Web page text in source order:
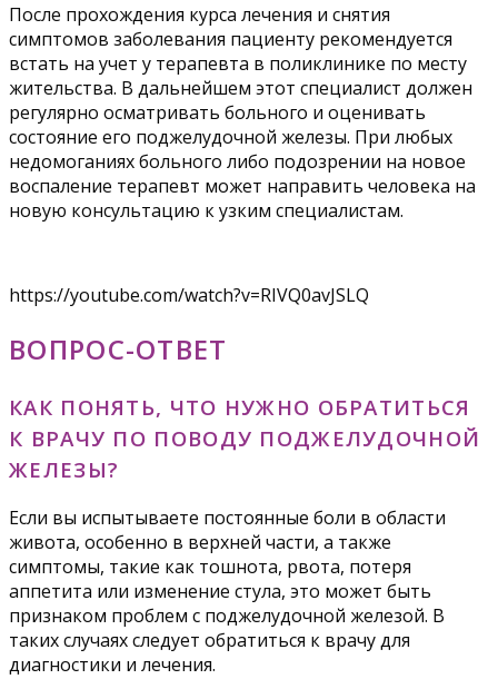
После прохождения курса лечения и снятия
симптомов заболевания пациенту рекомендуется
встать на учет у терапевта в поликлинике по месту
жительства. В дальнейшем этот специалист должен
регулярно осматривать больного и оценивать
состояние его поджелудочной железы. При любых
недомоганиях больного либо подозрении на новое
воспаление терапевт может направить человека на
новую консультацию к узким специалистам.
https://youtube.com/watch?v=RIVQ0avJSLQ
ВОПРОС-ОТВЕТ
КАК ПОНЯТЬ, ЧТО НУЖНО ОБРАТИТЬСЯ
К ВРАЧУ ПО ПОВОДУ ПОДЖЕЛУДОЧНОЙ
ЖЕЛЕЗЫ?
Если вы испытываете постоянные боли в области
живота, особенно в верхней части, а также
симптомы, такие как тошнота, рвота, потеря
аппетита или изменение стула, это может быть
признаком проблем с поджелудочной железой. В
таких случаях следует обратиться к врачу для
диагностики и лечения.